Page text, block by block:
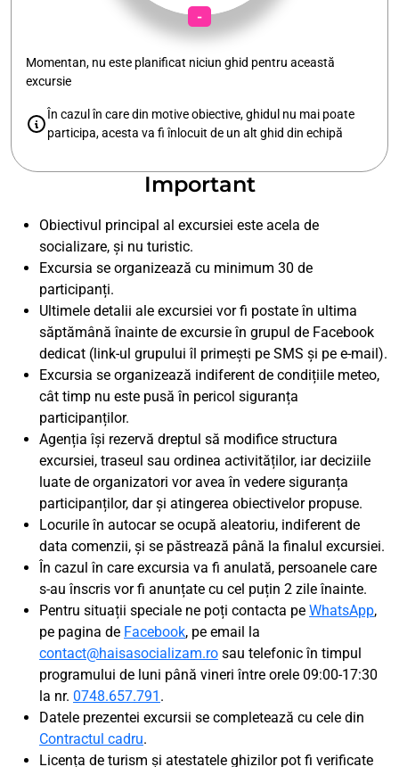
-
Momentan, nu este planificat niciun ghid pentru această
excursie
În cazul în care din motive obiective, ghidul nu mai poate
participa, acesta va fi înlocuit de un alt ghid din echipă
Important
Obiectivul principal al excursiei este acela de
socializare, și nu turistic.
Excursia se organizează cu minimum 30 de
participanți.
Ultimele detalii ale excursiei vor fi postate în ultima
săptămână înainte de excursie în grupul de Facebook
dedicat (link-ul grupului îl primești pe SMS și pe e-mail).
Excursia se organizează indiferent de condițiile meteo,
cât timp nu este pusă în pericol siguranța
participanților.
Agenția își rezervă dreptul să modifice structura
excursiei, traseul sau ordinea activităților, iar deciziile
luate de organizatori vor avea în vedere siguranța
participanților, dar și atingerea obiectivelor propuse.
Locurile în autocar se ocupă aleatoriu, indiferent de
data comenzii, și se păstrează până la finalul excursiei.
În cazul în care excursia va fi anulată, persoanele care
s-au înscris vor fi anunțate cu cel puțin 2 zile înainte.
Pentru situații speciale ne poți contacta pe WhatsApp,
pe pagina de Facebook, pe email la
contact@haisasocializam.ro sau telefonic în timpul
programului de luni până vineri între orele 09:00-17:30
la nr. 0748.657.791 .
Datele prezentei excursii se completează cu cele din
Contractul cadru.
Licența de turism și atestatele ghizilor pot fi verificate